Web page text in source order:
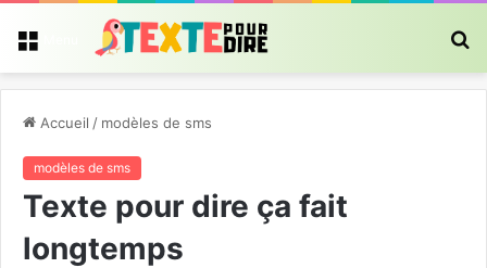
Accueil / modèles de sms
modèles de sms
Texte pour dire ça fait
longtemps